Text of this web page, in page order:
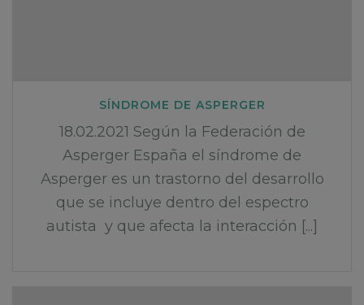
SÍNDROME DE ASPERGER
18.02.2021 Según la Federación de
Asperger España el síndrome de
Asperger es un trastorno del desarrollo
que se incluye dentro del espectro
autista y que afecta la interacción [...]